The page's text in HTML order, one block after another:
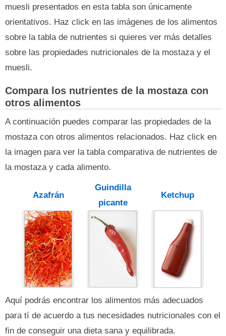
muesli presentados en esta tabla son únicamente
orientativos. Haz click en las imágenes de los alimentos
sobre la tabla de nutrientes si quieres ver más detalles
sobre las propiedades nutricionales de la mostaza y el
muesli.
Compara los nutrientes de la mostaza con
otros alimentos
A continuación puedes comparar las propiedades de la
mostaza con otros alimentos relacionados. Haz click en
la imagen para ver la tabla comparativa de nutrientes de
la mostaza y cada alimento.
Azafrán
Guindilla
picante
Ketchup
Aquí podrás encontrar los alimentos más adecuados
para tí de acuerdo a tus necesidades nutricionales con el
fin de conseguir una dieta sana y equilibrada.